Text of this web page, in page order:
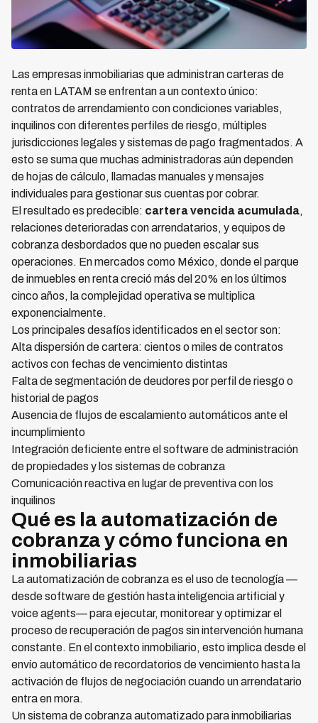
Las empresas inmobiliarias que administran carteras de
renta en LATAM se enfrentan a un contexto único:
contratos de arrendamiento con condiciones variables,
inquilinos con diferentes perfiles de riesgo, múltiples
jurisdicciones legales y sistemas de pago fragmentados. A
esto se suma que muchas administradoras aún dependen
de hojas de cálculo, llamadas manuales y mensajes
individuales para gestionar sus cuentas por cobrar.
El resultado es predecible: cartera vencida acumulada,
relaciones deterioradas con arrendatarios, y equipos de
cobranza desbordados que no pueden escalar sus
operaciones. En mercados como México, donde el parque
de inmuebles en renta creció más del 20% en los últimos
cinco años, la complejidad operativa se multiplica
exponencialmente.
Los principales desafíos identificados en el sector son:
Alta dispersión de cartera: cientos o miles de contratos
activos con fechas de vencimiento distintas
Falta de segmentación de deudores por perfil de riesgo o
historial de pagos
Ausencia de flujos de escalamiento automáticos ante el
incumplimiento
Integración deficiente entre el software de administración
de propiedades y los sistemas de cobranza
Comunicación reactiva en lugar de preventiva con los
inquilinos
Qué es la automatización de
cobranza y cómo funciona en
inmobiliarias
La automatización de cobranza es el uso de tecnología —
desde software de gestión hasta inteligencia artificial y
voice agents— para ejecutar, monitorear y optimizar el
proceso de recuperación de pagos sin intervención humana
constante. En el contexto inmobiliario, esto implica desde el
envío automático de recordatorios de vencimiento hasta la
activación de flujos de negociación cuando un arrendatario
entra en mora.
Un sistema de cobranza automatizado para inmobiliarias